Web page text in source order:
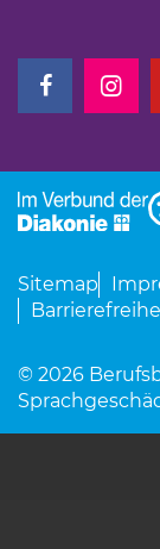
(Link öffnet
(Link
Sitemap
© 2026